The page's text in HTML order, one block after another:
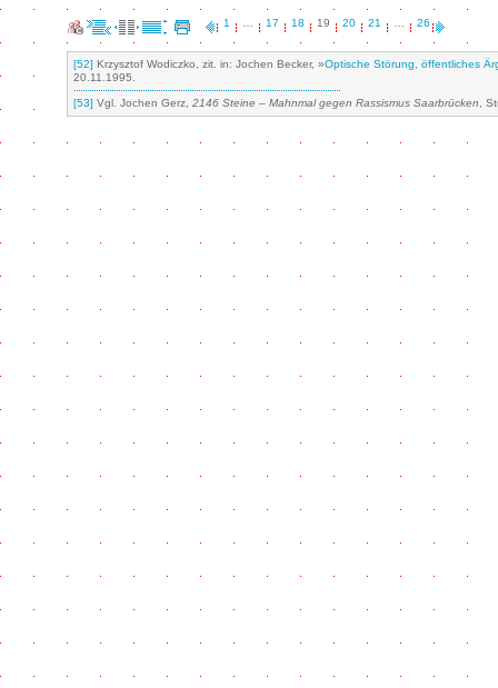
1 17 18 19 20 21 26
[52] Krzysztof Wodiczko, zit. in: Jochen Becker, »Optische Störung, öffentliches
20.11.1995.
[53] Vgl. Jochen Gerz, 2146 Steine – Mahnmal gegen Rassismus Saarbrücken ,